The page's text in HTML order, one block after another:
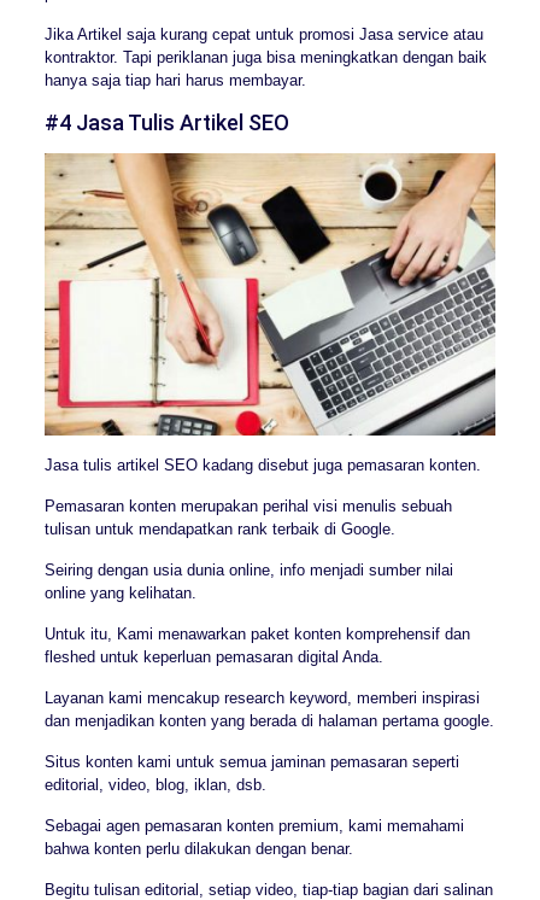
Jika Artikel saja kurang cepat untuk promosi Jasa service atau
kontraktor. Tapi periklanan juga bisa meningkatkan dengan baik
hanya saja tiap hari harus membayar.
#4 Jasa Tulis Artikel SEO
Jasa tulis artikel SEO kadang disebut juga pemasaran konten.
Pemasaran konten merupakan perihal visi menulis sebuah
tulisan untuk mendapatkan rank terbaik di Google.
Seiring dengan usia dunia online, info menjadi sumber nilai
online yang kelihatan.
Untuk itu, Kami menawarkan paket konten komprehensif dan
fleshed untuk keperluan pemasaran digital Anda.
Layanan kami mencakup research keyword, memberi inspirasi
dan menjadikan konten yang berada di halaman pertama google.
Situs konten kami untuk semua jaminan pemasaran seperti
editorial, video, blog, iklan, dsb.
Sebagai agen pemasaran konten premium, kami memahami
bahwa konten perlu dilakukan dengan benar.
Begitu tulisan editorial, setiap video, tiap-tiap bagian dari salinan